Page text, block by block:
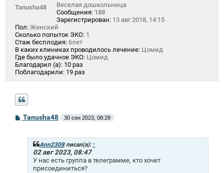
Tanusha48
Веселая дошкольница
Сообщения: 188
Зарегистрирован: 13 авг 2018, 14:15
Пол: Женский
Сколько попыток ЭКО: 1
Стаж бесплодия: 6лет
В каких клиниках проводилось лечение: Цомид
Где было удачное ЭКО: Цомид
Благодарил (а): 10 раз
Поблагодарили: 19 раз
С
о
Tanusha48 30 сен 2023, 08:28
Ann2308писал(а): ↑
02 авг 2023, 08:47
У нас есть группа в телеграмме, кто хочет
присоединиться?